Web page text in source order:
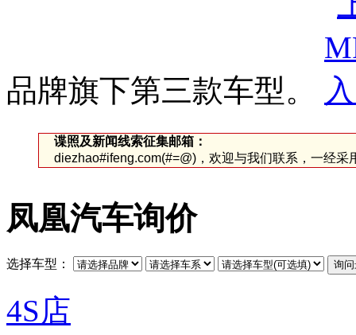
品牌旗下第三款车型。
谍照及新闻线索征集邮箱：
diezhao#ifeng.com(#=@)，欢迎与我们联系，一经采
凤凰汽车询价
选择车型：
4S店